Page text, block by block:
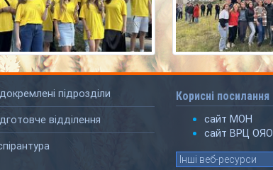
підрозділи
відділення
Корисні посилання
сайт МОН
сайт ВРЦ ОЯО